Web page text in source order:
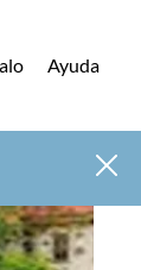
Ayuda